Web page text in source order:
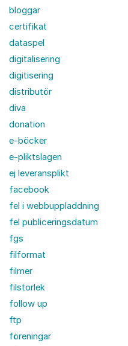
bloggar
certifikat
dataspel
digitalisering
digitisering
distributör
diva
donation
e-böcker
e-pliktslagen
ej leveransplikt
facebook
fel i webbuppladdning
fel publiceringsdatum
fgs
filformat
filmer
filstorlek
follow up
ftp
föreningar